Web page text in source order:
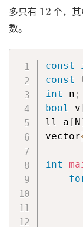
多只有
12
个，其
数。
const
const
int n ;
bool v
ll a [ N
vector
int